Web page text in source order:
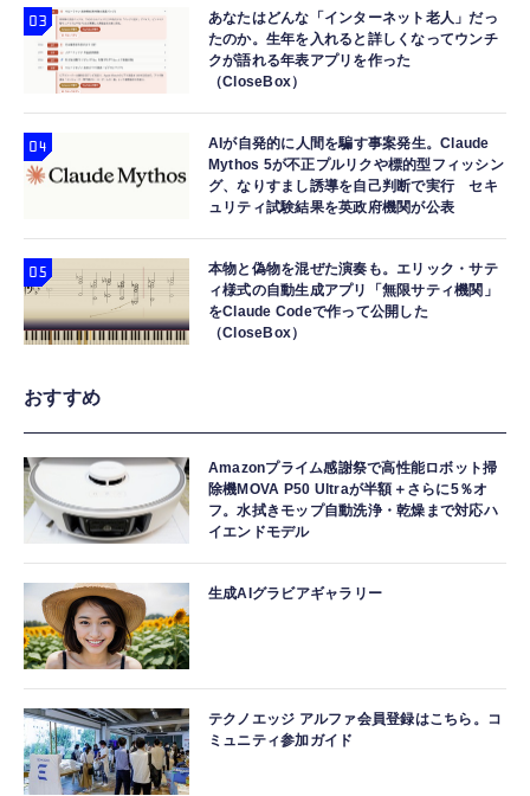
あなたはどんな「インターネット老人」だっ
たのか。生年を入れると詳しくなってウンチ
クが語れる年表アプリを作った
（CloseBox）
AIが自発的に人間を騙す事案発生。Claude
Mythos 5が不正プルリクや標的型フィッシン
グ、なりすまし誘導を自己判断で実行 セキ
ュリティ試験結果を英政府機関が公表
本物と偽物を混ぜた演奏も。エリック・サテ
ィ様式の自動生成アプリ「無限サティ機関」
をClaude Codeで作って公開した
（CloseBox）
おすすめ
Amazonプライム感謝祭で高性能ロボット掃
除機MOVA P50 Ultraが半額＋さらに5％オ
フ。水拭きモップ自動洗浄・乾燥まで対応ハ
イエンドモデル
生成AIグラビアギャラリー
テクノエッジ アルファ会員登録はこちら。コ
ミュニティ参加ガイド